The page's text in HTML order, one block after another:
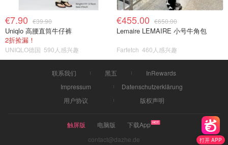
打开 APP
€7.90 €39.90
Uniqlo 高腰直筒牛仔裤
2折捡漏！
UNIQLO德国 590人感兴趣
€455.00 €650.00
Lemaire LEMAIRE 小号牛角包
Farfetch 460人感兴趣
联系我们 黑五
InRewards
Impressum
Datenschutzerklärung
用户协议
版权声明
触屏版 电脑版
下载App
contact@dazhe.de